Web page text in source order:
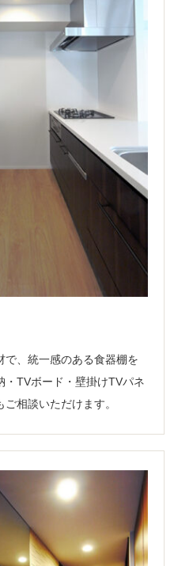
で、統一感のある食器棚を
・TVボード・壁掛けTVパネ
相談いただけます。